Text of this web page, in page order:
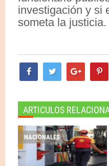
investigación y si
someta la
ARTICULOS
NACIONALES